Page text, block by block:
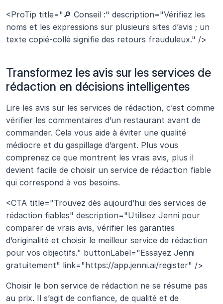
<ProTip title="🔎 Conseil :" description="Vérifiez les
noms et les expressions sur plusieurs sites d’avis ; un
texte copié-collé signifie des retours frauduleux." />
Transformez les avis sur les services de
rédaction en décisions intelligentes
Lire les avis sur les services de rédaction, c’est comme
vérifier les commentaires d’un restaurant avant de
commander. Cela vous aide à éviter une qualité
médiocre et du gaspillage d’argent. Plus vous
comprenez ce que montrent les vrais avis, plus il
devient facile de choisir un service de rédaction fiable
qui correspond à vos besoins.
<CTA title="Trouvez dès aujourd’hui des services de
rédaction fiables" description="Utilisez Jenni pour
comparer de vrais avis, vérifier les garanties
d’originalité et choisir le meilleur service de rédaction
pour vos objectifs." buttonLabel="Essayez Jenni
gratuitement" link="https://app.jenni.ai/register" />
Choisir le bon service de rédaction ne se résume pas
au prix. Il s’agit de confiance, de qualité et de